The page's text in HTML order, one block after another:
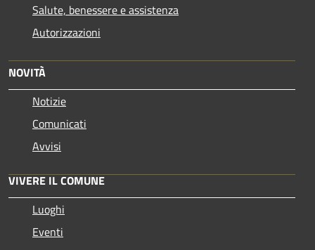
Salute, benessere e assistenza
Autorizzazioni
NOVITÀ
Notizie
Comunicati
Avvisi
VIVERE IL COMUNE
Luoghi
Eventi